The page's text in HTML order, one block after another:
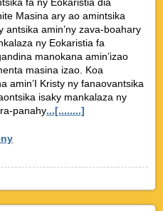
Masina ary ao amintsika
amin’ny zava-boahary
ny Eokaristia fa
manokana amin’izao
masina izao. Koa
amin’I Kristy ny fanaovantsika
isaky mankalaza ny
panahy...[........]